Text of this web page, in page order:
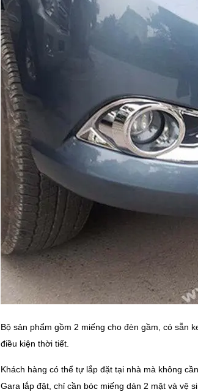
Bộ sản phẩm gồm 2 miếng cho đèn gầm, có sẵn
điều kiện thời tiết.
Khách hàng có thể tự lắp đặt tại nhà mà không
Gara lắp đặt, chỉ cần bóc miếng dán 2 mặt và vệ